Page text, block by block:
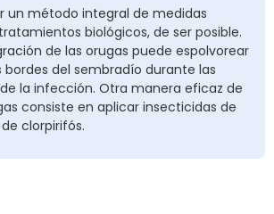
un método integral de medidas
biológicos, de ser posible.
de las orugas puede espolvorear
del sembradío durante las
la infección. Otra manera eficaz de
consiste en aplicar insecticidas de
clorpirifós.